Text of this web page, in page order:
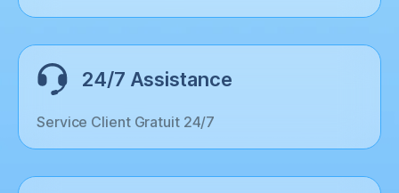
24/7 Assistance
Service Client Gratuit 24/7